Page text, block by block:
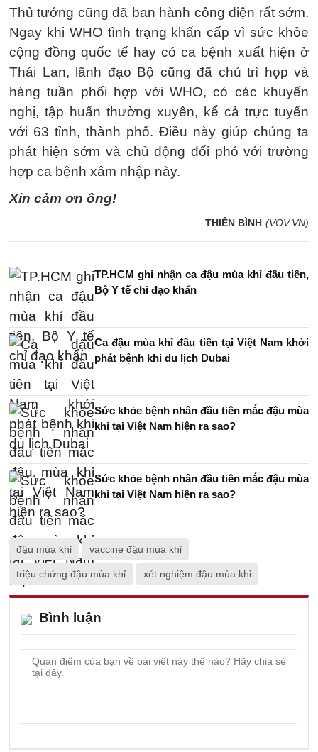
Thủ tướng cũng đã ban hành công điện rất sớm.
Ngay khi WHO tình trạng khẩn cấp vì sức khỏe
cộng đồng quốc tế hay có ca bệnh xuất hiện ở
Thái Lan, lãnh đạo Bộ cũng đã chủ trì họp và
hàng tuần phối hợp với WHO, có các khuyến
nghị, tập huấn thường xuyên, kể cả trực tuyến
với 63 tỉnh, thành phố. Điều này giúp chúng ta
phát hiện sớm và chủ động đối phó với trường
hợp ca bệnh xâm nhập này.
Xin cảm ơn ông!
THIÊN BÌNH (VOV.VN)
TP.HCM ghi nhận ca đậu mùa khỉ đầu tiên,
Bộ Y tế chỉ đạo khẩn
Ca đậu mùa khỉ đầu tiên tại Việt Nam khởi
phát bệnh khi du lịch Dubai
Sức khỏe bệnh nhân đầu tiên mắc đậu mùa
khỉ tại Việt Nam hiện ra sao?
Sức khỏe bệnh nhân đầu tiên mắc đậu mùa
khỉ tại Việt Nam hiện ra sao?
đậu mùa khỉ vaccine đậu mùa khỉ
triệu chứng đậu mùa khỉ xét nghiệm đậu mùa khỉ
Bình luận